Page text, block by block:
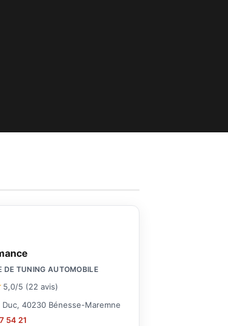
DE TUNING AUTOMOBILE
5,0/5 (22 avis)
Duc, 40230 Bénesse-Maremne
54 21